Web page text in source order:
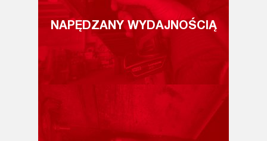
NAPĘDZANY WYDAJNOŚCIĄ